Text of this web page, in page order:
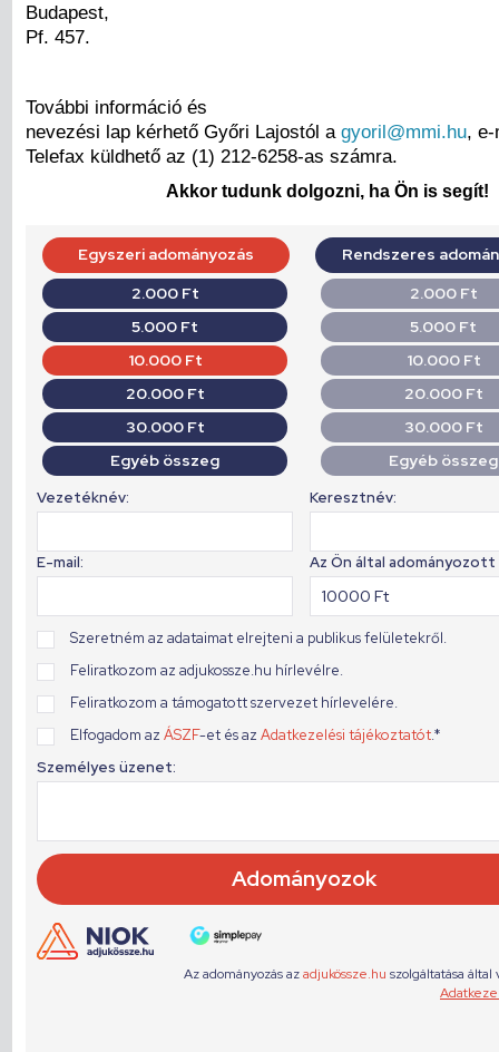
Budapest,
Pf. 457.
További információ és
nevezési lap kérhető Győri Lajostól a gyoril@mmi.hu,
Telefax küldhető az (1) 212-6258-as számra.
Akkor tudunk dolgozni, ha Ön is segít!